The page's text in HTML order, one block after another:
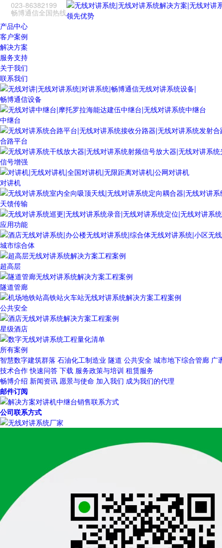
023-86382199
畅博通信全国热线领先优势
产品中心
客户案例
解决方案
服务支持
关于我们
联系我们
畅博通信设备
中继台
合路平台
信号增强
对讲机
天馈传输
应用功能
城市综合体
超高层
隧道管廊
公共安全
星级酒店
所有案例
智慧数字建筑群落 石油化工制造业 隧道 公共安全 城市地下综合管廊 广
技术合作 快速问答 下载 服务政策与培训 租赁服务
畅博介绍 新闻资讯 愿景与使命 加入我们 成为我们的代理
邮件订阅
公司联系方式